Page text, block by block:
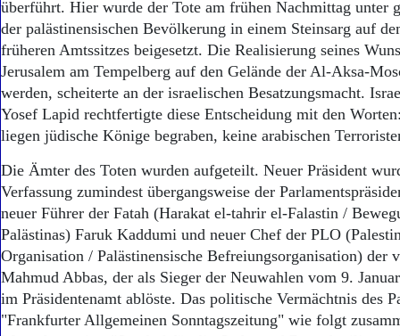
überführt. Hier wurde der Tote am frühen Nachmittag unter
der palästinensischen Bevölkerung in einem Steinsarg auf
früheren Amtssitzes beigesetzt. Die Realisierung seines
Jerusalem am Tempelberg auf den Gelände der Al-Aksa-
werden, scheiterte an der israelischen Besatzungsmacht.
Yosef Lapid rechtfertigte diese Entscheidung mit den
liegen jüdische Könige begraben, keine arabischen
Die Ämter des Toten wurden aufgeteilt. Neuer Präsident
Verfassung zumindest übergangsweise der
neuer Führer der Fatah (Harakat el-tahrir el-Falastin /
Palästinas) Faruk Kaddumi und neuer Chef der PLO
Organisation / Palästinensische Befreiungsorganisation) der
Mahmud Abbas, der als Sieger der Neuwahlen vom 9.
im Präsidentenamt ablöste. Das politische Vermächtnis des
"Frankfurter Allgemeinen Sonntagszeitung" wie folgt